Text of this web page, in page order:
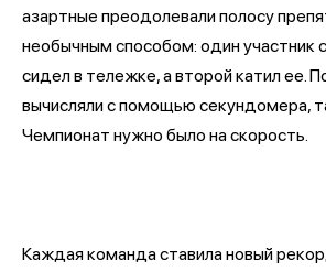
азартные преодолевали полосу
необычным способом: один участник
сидел в тележке, а второй катил ее.
вычисляли с помощью секундомера,
Чемпионат нужно было на скорость.
Каждая команда ставила новый